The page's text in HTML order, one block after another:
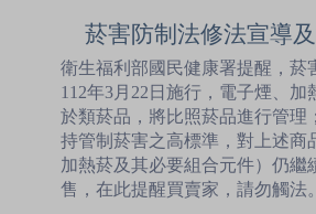
菸害防制法修法宣導
衛生福利部國民健康署提醒，菸
112年3月22日施行，電子煙、加
於類菸品，將比照菸品進行管理
持管制菸害之高標準，對上述商
加熱菸及其必要組合元件）仍繼
售，在此提醒買賣家，請勿觸法。